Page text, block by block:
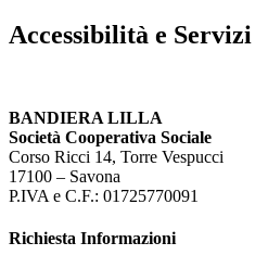
Accessibilità e Servizi
BANDIERA LILLA
Società Cooperativa Sociale
Corso Ricci 14, Torre Vespucci
17100 – Savona
P.IVA e C.F.: 01725770091
Richiesta Informazioni